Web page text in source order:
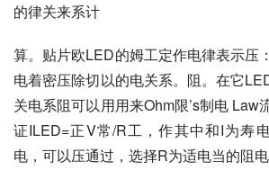
的律关来系计
算。贴片欧LED的姆工定作电律表示压
电着密压除切以的电关系。阻。在它
关电系阻可以用用来Ohm限’s制电 Law
证ILED=正V常/R工，作其中和I为寿
电，可以压通过，选择R为适电当的阻电